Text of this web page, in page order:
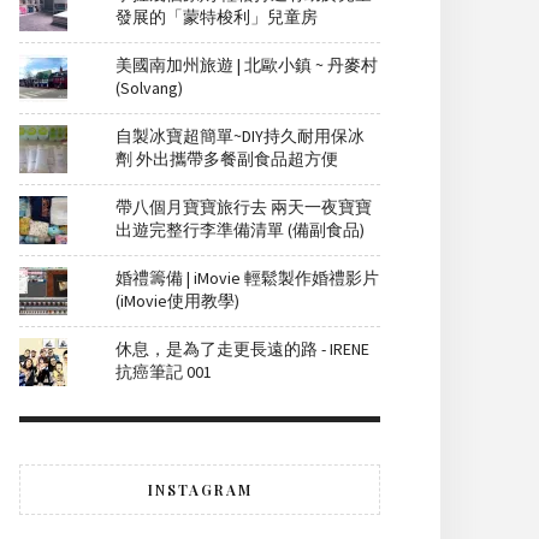
發展的「蒙特梭利」兒童房
美國南加州旅遊 | 北歐小鎮 ~ 丹麥村
(Solvang)
自製冰寶超簡單~DIY持久耐用保冰
劑 外出攜帶多餐副食品超方便
帶八個月寶寶旅行去 兩天一夜寶寶
出遊完整行李準備清單 (備副食品)
婚禮籌備 | iMovie 輕鬆製作婚禮影片
(iMovie使用教學)
休息，是為了走更長遠的路 - IRENE
抗癌筆記 001
INSTAGRAM